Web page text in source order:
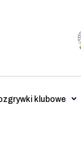
klubowe